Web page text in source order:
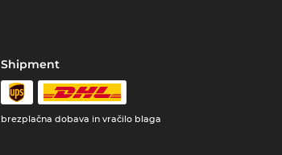
Shipment
brezplačna dobava in vračilo blaga